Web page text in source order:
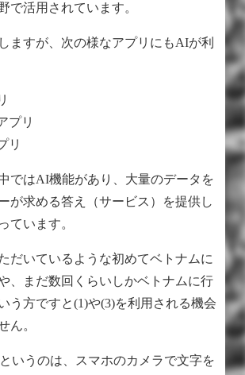
で活用されています。
ますが、次の様なアプリにもAIが利
プリ
リ
ではAI機能があり、大量のデータを
が求める答え（サービス）を提供し
ています。
だいているような初めてベトナムに
、まだ数回くらいしかベトナムに行
う方ですと(1)や(3)を利用される機会
ん。
いうのは、スマホのカメラで文字を